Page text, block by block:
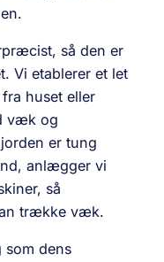
så den er
Vi etablerer et let
huset eller
væk og
er tung
anlægger vi
så
trække væk.
som dens